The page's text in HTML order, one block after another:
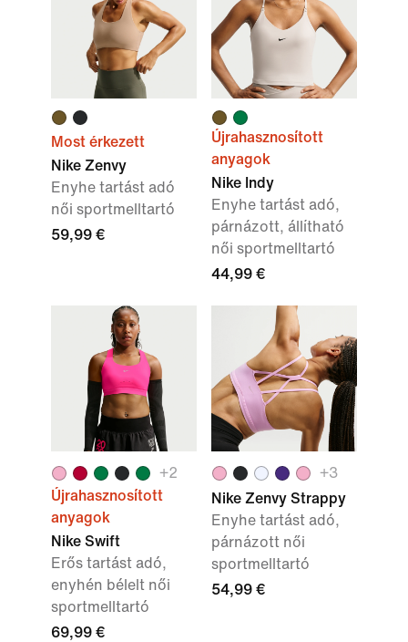
Most érkezett
Nike Zenvy
Enyhe tartást adó
női sportmelltartó
59,99 €
Újrahasznosított
anyagok
Nike Indy
Enyhe tartást adó,
párnázott, állítható
női sportmelltartó
44,99 €
+2
Újrahasznosított
anyagok
Nike Swift
Erős tartást adó,
enyhén bélelt női
sportmelltartó
69,99 €
+3
Nike Zenvy Strappy
Enyhe tartást adó,
párnázott női
sportmelltartó
54,99 €